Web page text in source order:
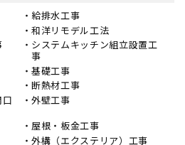
給排水工事
和洋リモデル工法
システムキッチン組立設置工
事
基礎工事
断熱材工事
外壁工事
屋根・板金工事
外構（エクステリア）工事